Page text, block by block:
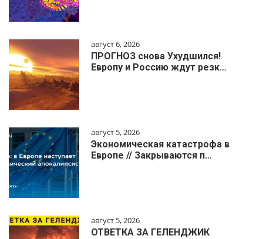
август 6, 2026
ПРОГНОЗ снова Ухудшился!
Европу и Россию ждут резк…
август 5, 2026
Экономическая катастрофа в
Европе // Закрываются п…
август 5, 2026
ОТВЕТКА ЗА ГЕЛЕНДЖИК